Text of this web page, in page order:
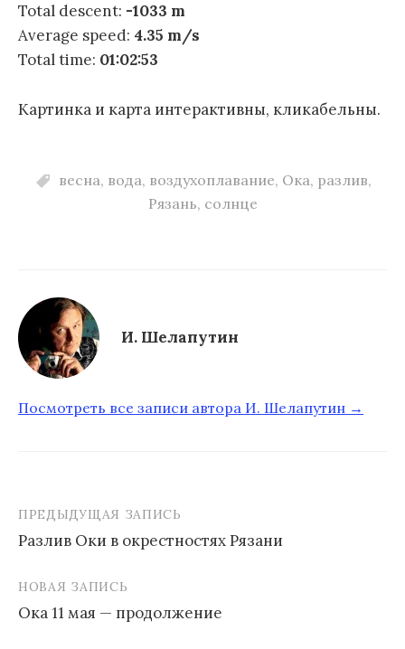
Total descent: -1033 m
Average speed: 4.35 m/s
Total time: 01:02:53
Картинка и карта интерактивны, кликабельны.
весна, вода, воздухоплавание, Ока, разлив,
Рязань, солнце
И. Шелапутин
Посмотреть все записи автора И. Шелапутин →
а
ПРЕДЫДУЩАЯ ЗАПИСЬ
Разлив Оки в окрестностях Рязани
НОВАЯ ЗАПИСЬ
Ока 11 мая — продолжение